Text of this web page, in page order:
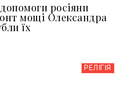
росіяни
мощі Олександра
їх
РЕЛІГІЯ